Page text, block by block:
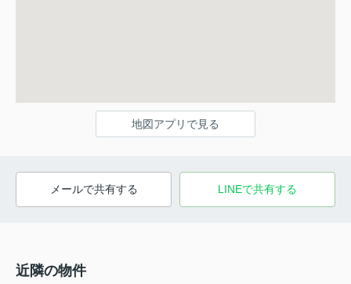
地図アプリで見る
メールで共有する LINEで共有する
近隣の物件